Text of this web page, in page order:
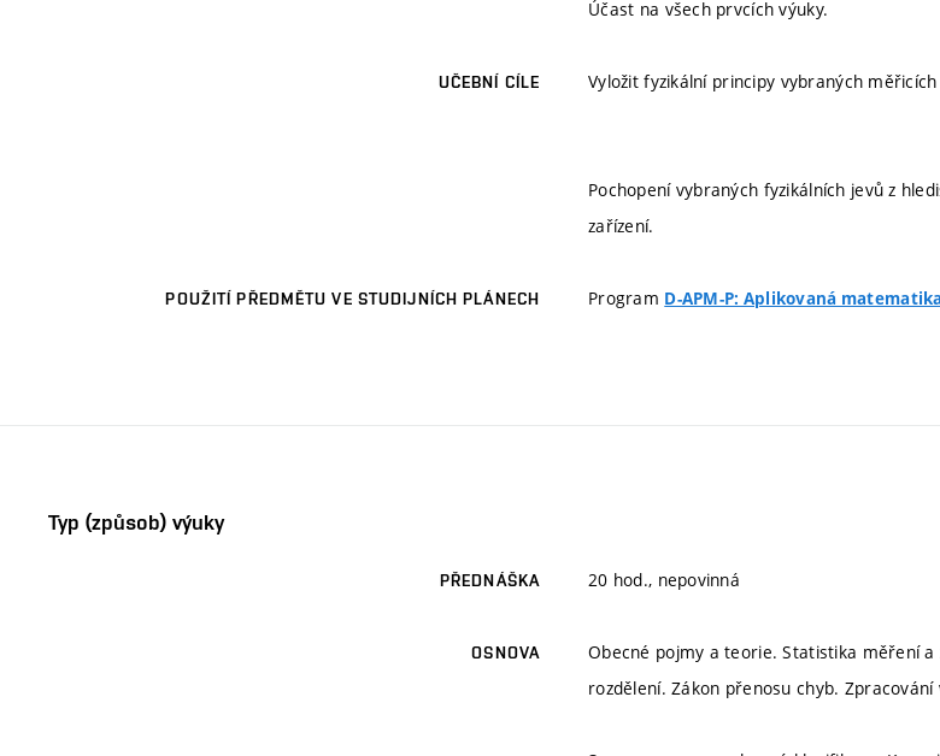
Účast na všech prvcích výuky.
UČEBNÍ CÍLE Vyložit fyzikální principy vybraných
Pochopení vybraných fyzikálních jevů z
zařízení.
POUŽITÍ PŘEDMĚTU VE STUDIJNÍCH PLÁNECH Program D-APM-P: Aplikovaná
Typ (způsob) výuky
PŘEDNÁŠKA 20 hod., nepovinná
OSNOVA
Obecné pojmy a teorie. Statistika měření
rozdělení. Zákon přenosu chyb.